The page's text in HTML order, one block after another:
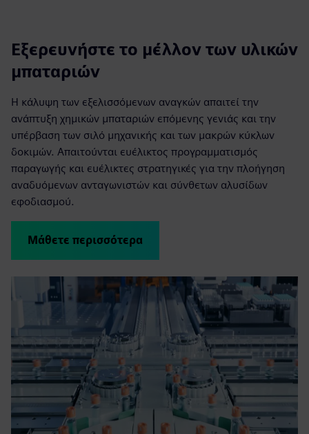
Εξερευνήστε το μέλλον των υλικών
μπαταριών
Η κάλυψη των εξελισσόμενων αναγκών απαιτεί την
ανάπτυξη χημικών μπαταριών επόμενης γενιάς και την
υπέρβαση των σιλό μηχανικής και των μακρών κύκλων
δοκιμών. Απαιτούνται ευέλικτος προγραμματισμός
παραγωγής και ευέλικτες στρατηγικές για την πλοήγηση
αναδυόμενων ανταγωνιστών και σύνθετων αλυσίδων
εφοδιασμού.
Μάθετε περισσότερα